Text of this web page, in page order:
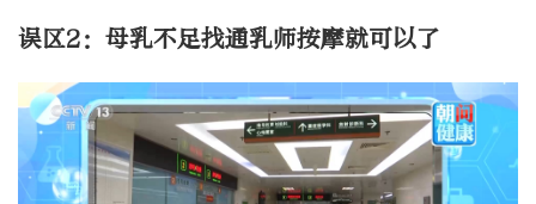
误区2：母乳不足找通乳师按摩就可以了